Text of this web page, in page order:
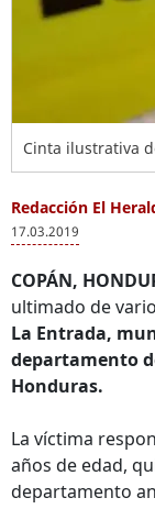
Cinta ilustrativa
Redacción El
17.03.2019
COPÁN,
ultimado de
La Entrada,
departamento
Honduras.
La víctima
años de edad,
departamento